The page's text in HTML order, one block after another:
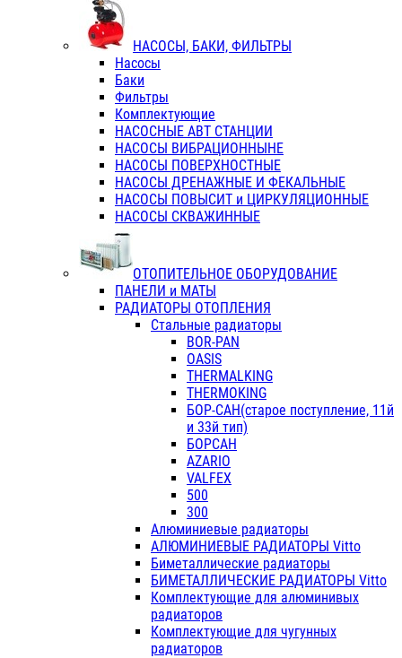
НАСОСЫ, БАКИ, ФИЛЬТРЫ
Насосы
Баки
Фильтры
Комплектующие
НАСОСНЫЕ АВТ СТАНЦИИ
НАСОСЫ ВИБРАЦИОННЫНЕ
НАСОСЫ ПОВЕРХНОСТНЫЕ
НАСОСЫ ДРЕНАЖНЫЕ И ФЕКАЛЬНЫЕ
НАСОСЫ ПОВЫСИТ и ЦИРКУЛЯЦИОННЫЕ
НАСОСЫ СКВАЖИННЫЕ
ОТОПИТЕЛЬНОЕ ОБОРУДОВАНИЕ
ПАНЕЛИ и МАТЫ
РАДИАТОРЫ ОТОПЛЕНИЯ
Стальные радиаторы
BOR-PAN
OASIS
THERMALKING
THERMOKING
БОР-САН(старое поступление, 11й
и 33й тип)
БОРСАН
AZARIO
VALFEX
500
300
Алюминиевые радиаторы
АЛЮМИНИЕВЫЕ РАДИАТОРЫ Vitto
Биметаллические радиаторы
БИМЕТАЛЛИЧЕСКИЕ РАДИАТОРЫ Vitto
Комплектующие для алюминивых
радиаторов
Комплектующие для чугунных
радиаторов